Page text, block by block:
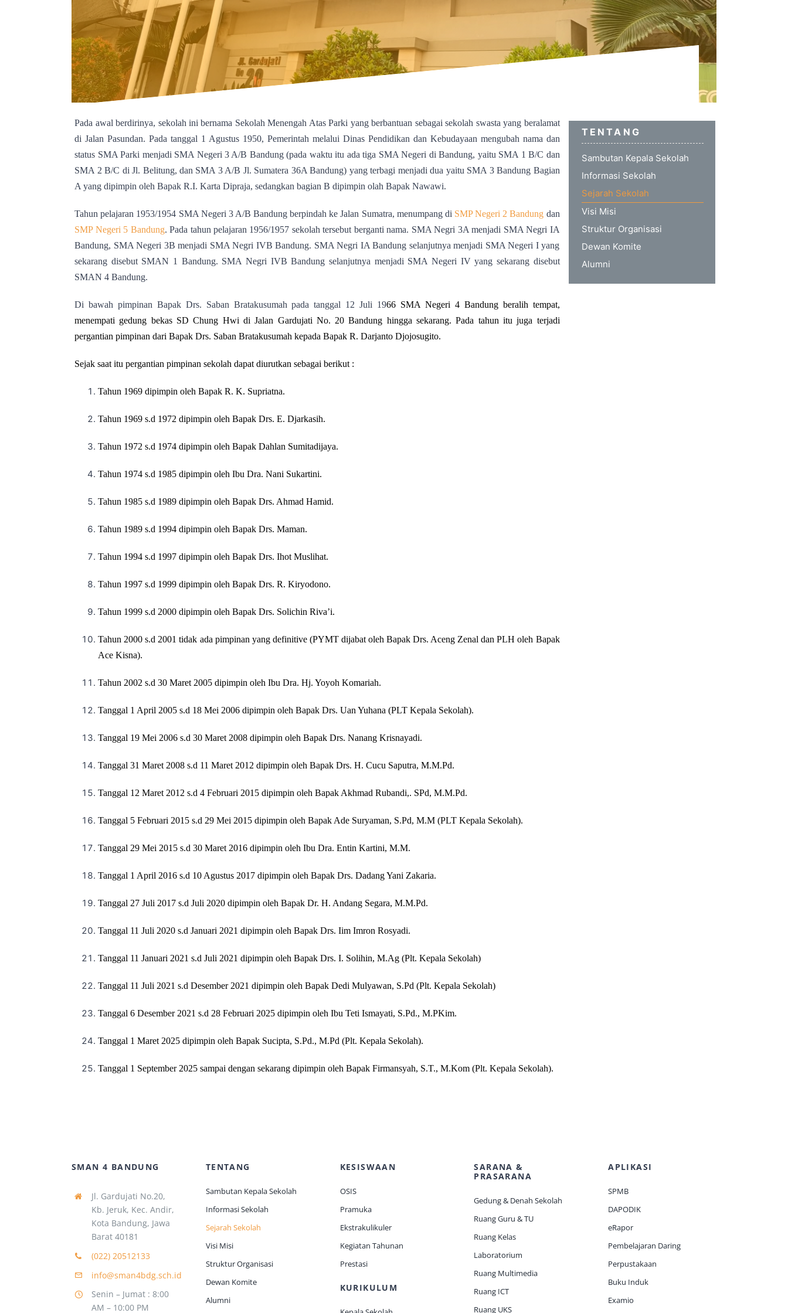
Pada awal berdirinya, sekolah ini bernama Sekolah Menengah Atas Parki yang berbantuan sebagai sekolah swasta yang beralamat
di Jalan Pasundan. Pada tanggal 1 Agustus 1950, Pemerintah melalui Dinas Pendidikan dan Kebudayaan mengubah nama dan
status SMA Parki menjadi SMA Negeri 3 A/B Bandung (pada waktu itu ada tiga SMA Negeri di Bandung, yaitu SMA 1 B/C dan
SMA 2 B/C di Jl. Belitung, dan SMA 3 A/B Jl. Sumatera 36A Bandung) yang terbagi menjadi dua yaitu SMA 3 Bandung Bagian
A yang dipimpin oleh Bapak R.I. Karta Dipraja, sedangkan bagian B dipimpin olah Bapak Nawawi.
Tahun pelajaran 1953/1954 SMA Negeri 3 A/B Bandung berpindah ke Jalan Sumatra, menumpang di SMP Negeri 2 Bandung dan
SMP Negeri 5 Bandung.Pada tahun pelajaran 1956/1957 sekolah tersebut berganti nama. SMA Negri 3A menjadi SMA Negri IA
Bandung, SMA Negeri 3B menjadi SMA Negri IVB Bandung. SMA Negri IA Bandung selanjutnya menjadi SMA Negeri I yang
sekarang disebut SMAN 1 Bandung. SMA Negri IVB Bandung selanjutnya menjadi SMA Negeri IV yang sekarang disebut
SMAN 4 Bandung.
Di bawah pimpinan Bapak Drs. Saban Bratakusumah pada tanggal 12 Juli 1966 SMA Negeri 4 Bandung beralih tempat,
menempati gedung bekas SD Chung Hwi di Jalan Gardujati No. 20 Bandung hingga sekarang. Pada tahun itu juga terjadi
pergantian pimpinan dari Bapak Drs. Saban Bratakusumah kepada Bapak R. Darjanto Djojosugito.
Sejak saat itu pergantian pimpinan sekolah dapat diurutkan sebagai berikut :
Tahun 1969 dipimpin oleh Bapak R. K. Supriatna.
Tahun 1969 s.d 1972 dipimpin oleh Bapak Drs. E. Djarkasih.
Tahun 1972 s.d 1974 dipimpin oleh Bapak Dahlan Sumitadijaya.
Tahun 1974 s.d 1985 dipimpin oleh Ibu Dra. Nani Sukartini.
Tahun 1985 s.d 1989 dipimpin oleh Bapak Drs. Ahmad Hamid.
Tahun 1989 s.d 1994 dipimpin oleh Bapak Drs. Maman.
Tahun 1994 s.d 1997 dipimpin oleh Bapak Drs. Ihot Muslihat.
Tahun 1997 s.d 1999 dipimpin oleh Bapak Drs. R. Kiryodono.
Tahun 1999 s.d 2000 dipimpin oleh Bapak Drs. Solichin Riva’i.
Tahun 2000 s.d 2001 tidak ada pimpinan yang definitive (PYMT dijabat oleh Bapak Drs. Aceng Zenal dan PLH oleh Bapak
Ace Kisna).
Tahun 2002 s.d 30 Maret 2005 dipimpin oleh Ibu Dra. Hj. Yoyoh Komariah.
Tanggal 1 April 2005 s.d 18 Mei 2006 dipimpin oleh Bapak Drs. Uan Yuhana (PLT Kepala Sekolah).
Tanggal 19 Mei 2006 s.d 30 Maret 2008 dipimpin oleh Bapak Drs. Nanang Krisnayadi.
Tanggal 31 Maret 2008 s.d 11 Maret 2012 dipimpin oleh Bapak Drs. H. Cucu Saputra, M.M.Pd.
Tanggal 12 Maret 2012 s.d 4 Februari 2015 dipimpin oleh Bapak Akhmad Rubandi,. SPd, M.M.Pd.
Tanggal 5 Februari 2015 s.d 29 Mei 2015 dipimpin oleh Bapak Ade Suryaman, S.Pd, M.M (PLT Kepala Sekolah).
Tanggal 29 Mei 2015 s.d 30 Maret 2016 dipimpin oleh Ibu Dra. Entin Kartini, M.M.
Tanggal 1 April 2016 s.d 10 Agustus 2017 dipimpin oleh Bapak Drs. Dadang Yani Zakaria.
Tanggal 27 Juli 2017 s.d Juli 2020 dipimpin oleh Bapak Dr. H. Andang Segara, M.M.Pd.
Tanggal 11 Juli 2020 s.d Januari 2021 dipimpin oleh Bapak Drs. Iim Imron Rosyadi.
Tanggal 11 Januari 2021 s.d Juli 2021 dipimpin oleh Bapak Drs. I. Solihin, M.Ag (Plt. Kepala Sekolah)
Tanggal 11 Juli 2021 s.d Desember 2021 dipimpin oleh Bapak Dedi Mulyawan, S.Pd (Plt. Kepala Sekolah)
Tanggal 6 Desember 2021 s.d 28 Februari 2025 dipimpin oleh Ibu Teti Ismayati, S.Pd., M.PKim.
Tanggal 1 Maret 2025 dipimpin oleh Bapak Sucipta, S.Pd., M.Pd (Plt. Kepala Sekolah).
Tanggal 1 September 2025 sampai dengan sekarang dipimpin oleh Bapak Firmansyah, S.T., M.Kom (Plt. Kepala Sekolah).
TENTANG
Sambutan Kepala Sekolah
Informasi Sekolah
Sejarah Sekolah
Visi Misi
Struktur Organisasi
Dewan Komite
Alumni
SMAN 4 BANDUNG
Jl. Gardujati No.20,
Kb. Jeruk, Kec. Andir,
Kota Bandung, Jawa
Barat 40181
(022) 20512133
info@sman4bdg.sch.id
Senin – Jumat : 8:00
AM – 10:00 PM
TENTANG
Sambutan Kepala Sekolah
Informasi Sekolah
Sejarah Sekolah
Visi Misi
Struktur Organisasi
Dewan Komite
Alumni
KESISWAAN
OSIS
Pramuka
Ekstrakulikuler
Kegiatan Tahunan
Prestasi
KURIKULUM
SARANA &
PRASARANA
Gedung & Denah Sekolah
Ruang Guru & TU
Ruang Kelas
Laboratorium
Ruang Multimedia
Ruang ICT
Ruang UKS
APLIKASI
SPMB
DAPODIK
eRapor
Pembelajaran Daring
Perpustakaan
Buku Induk
Examio